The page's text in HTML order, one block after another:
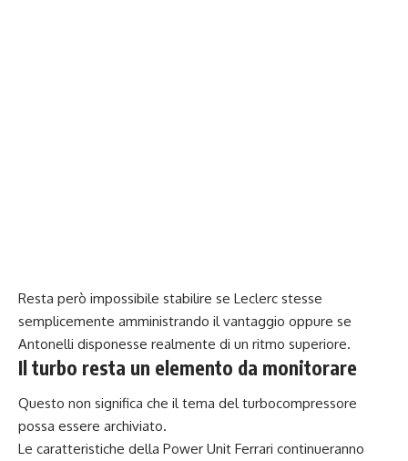
Resta però impossibile stabilire se Leclerc stesse
semplicemente amministrando il vantaggio oppure se
Antonelli disponesse realmente di un ritmo superiore.
Il turbo resta un elemento da monitorare
Questo non significa che il tema del turbocompressore
possa essere archiviato.
Le caratteristiche della Power Unit Ferrari continueranno